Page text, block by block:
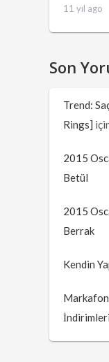
11 yıl ago
Son
Trend:
Rings]
2015
Betül
2015
Berrak
Kendin
İndirimleri